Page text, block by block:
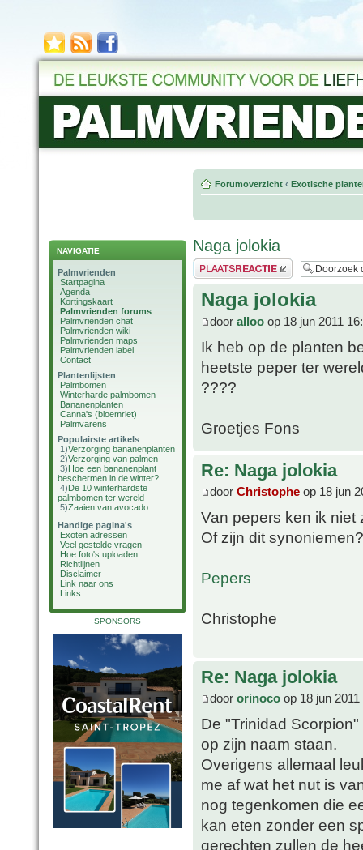
NAVIGATIE
Palmvrienden
Startpagina
Agenda
Kortingskaart
Palmvrienden forums
Palmvrienden chat
Palmvrienden wiki
Palmvrienden maps
Palmvrienden label
Contact
Plantenlijsten
Palmbomen
Winterharde palmbomen
Bananenplanten
Canna's (bloemriet)
Palmvarens
Populairste artikels
1)Verzorging bananenplanten
2)Verzorging van palmen
3)Hoe een bananenplant
beschermen in de winter?
4)De 10 winterhardste
palmbomen ter wereld
5)Zaaien van avocado
Handige pagina's
Exoten adressen
Veel gestelde vragen
Hoe foto's uploaden
Richtlijnen
Disclaimer
Link naar ons
Links
SPONSORS
Forumoverzicht ‹ Exotische
Naga jolokia
Plaats een reactie
Naga jolokia
door alloo op 18 jun 2011
Ik heb op de planten
heetste peper ter
????
Groetjes Fons
Re: Naga jolokia
door Christophe op 18 jun
Van pepers ken ik niet
Of zijn dit synoniemen?
Pepers
Christophe
Re: Naga jolokia
door orinoco op 18 jun 2011
De "Trinidad
op zijn naam staan.
Overigens allemaal
me af wat het nut is
nog tegenkomen die
kan eten zonder een
gerechten zullen de